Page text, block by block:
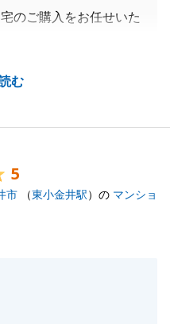
む
のご購入をお任せいた
じますが、温かく見守
うございます。
精進してまいります。
ざいましたら、不動産
にご連絡ください。
ただけますと幸いで
5
市 （東小金井駅）の マンショ